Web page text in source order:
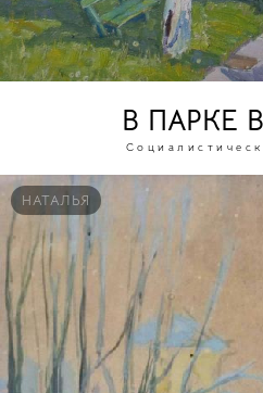
В ПАРКЕ
НАТАЛЬЯ